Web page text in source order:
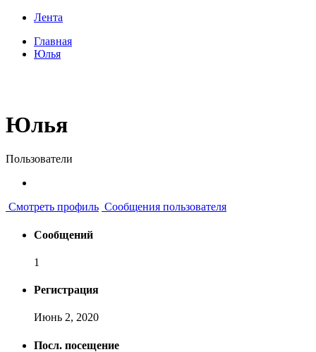
Лента
Главная
Юлья
Юлья
Пользователи
Смотреть профиль Сообщения пользователя
Сообщений
1
Регистрация
Июнь 2, 2020
Посл. посещение